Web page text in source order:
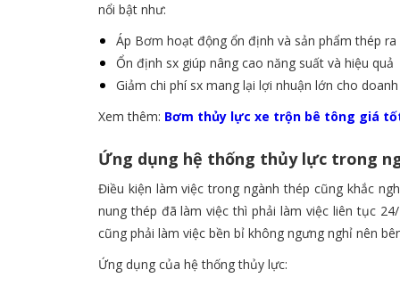
nổi bật như:
Áp Bơm hoạt động ổn định và sản phẩm thép ra
Ổn định sx giúp nâng cao năng suất và hiệu quả
Giảm chi phí sx mang lại lợi nhuận lớn cho
Xem thêm: Bơm thủy lực xe trộn bê tông giá
Ứng dụng hệ thống thủy lực trong
Điều kiện làm việc trong ngành thép cũng khắc
nung thép đã làm việc thì phải làm việc liên tục
cũng phải làm việc bền bỉ không ngưng nghỉ nên
Ứng dụng của hệ thống thủy lực: